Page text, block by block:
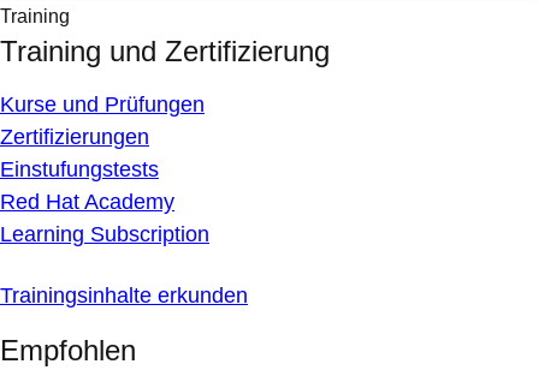
Training
Training und Zertifizierung
Kurse und Prüfungen
Zertifizierungen
Einstufungstests
Red Hat Academy
Learning Subscription
Trainingsinhalte erkunden
Empfohlen